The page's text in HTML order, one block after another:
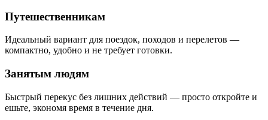
Путешественникам
Идеальный вариант для поездок, походов и перелетов —
компактно, удобно и не требует готовки.
Занятым людям
Быстрый перекус без лишних действий — просто откройте и
ешьте, экономя время в течение дня.